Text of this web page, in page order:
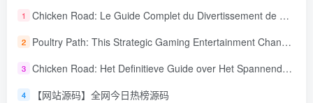
1 Chicken Road: Le Guide Complet du Divertissement de Maison de Jeu Stratégique
2 Poultry Path: This Strategic Gaming Entertainment Changing Sequence Forecasting
3 Chicken Road: Het Definitieve Guide over Het Spannende Gokspel
4 【网站源码】全网今日热榜源码